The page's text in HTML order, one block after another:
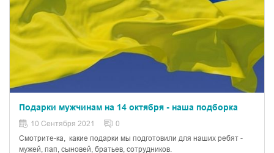
Подарки мужчинам на 14 октября - наша подборка
10 Сентября 2021
0
Смотрите-ка, какие подарки мы подготовили для наших ребят -
мужей, пап, сыновей, братьев, сотрудников.